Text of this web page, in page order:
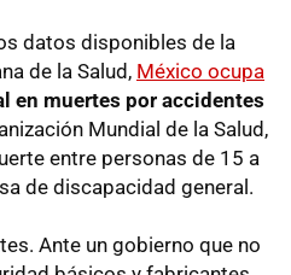
datos disponibles de la
de la Salud, México ocupa
en muertes por accidentes
Mundial de la Salud,
entre personas de 15 a
de discapacidad general.
Ante un gobierno que no